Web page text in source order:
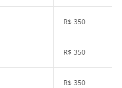
R$ 350
R$ 350
R$ 350